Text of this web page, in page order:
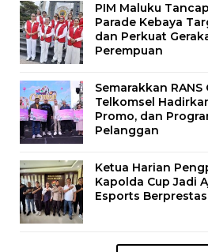
PIM Maluku
Parade Kebaya
dan Perkuat
Perempuan
Semarakkan
Telkomsel
Promo, dan
Pelanggan
Ketua Harian
Kapolda Cup Jadi
Esports